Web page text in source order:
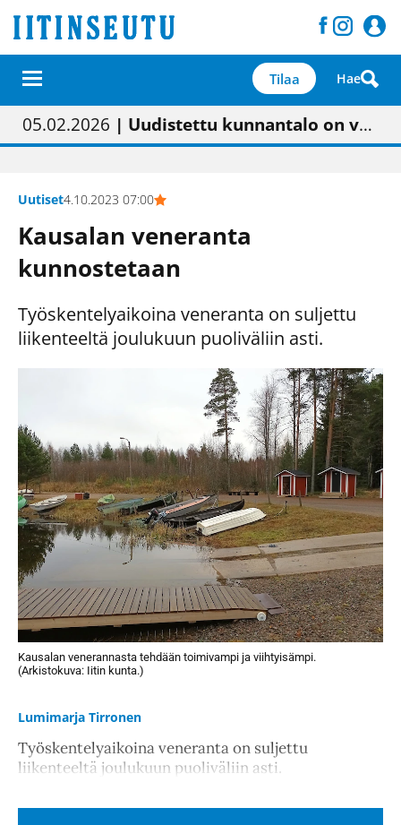
Tilaa Hae
01.02.2026 | Painon vaihtumisen pitäisi näkyä hieman parempana painojäljen laatuna lehdessä
05.02.2026 | Uudistettu kunnantalo on valoisa
23.04.2026 | “Olemme käynnistämässä uudelleen keskustavisiotyön”
09.05.2026| "Maalla on totuttu elämään omavaraisemmin kuin kaupungissa"
Uutiset4.10.2023 07:00
Kausalan veneranta
kunnostetaan
Työskentelyaikoina veneranta on suljettu
liikenteeltä joulukuun puoliväliin asti.
Kausalan venerannasta tehdään toimivampi ja viihtyisämpi.
(Arkistokuva: Iitin kunta.)
Lumimarja Tirronen
Työskentelyaikoina veneranta on suljettu
liikenteeltä joulukuun puoliväliin asti.